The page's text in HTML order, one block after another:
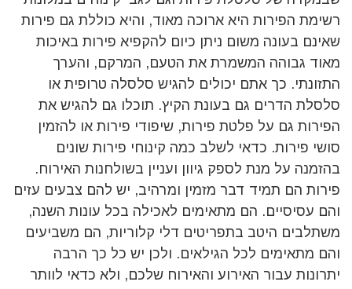
רשימת הפירות היא ארוכה מאוד, והיא כוללת גם פירות
שאינם בעונה משום ניתן כיום להקפיא פירות באיכות
מאוד גבוהה המשמרת את הטעם, המרקם, והערך
התזונתי. כך אתם יכולים להגיש סלסלה טרופית או
סלסלת הדרים גם בעונת הקיץ. תוכלו גם להגיש את
הפירות גם על פלטת פירות, שיפודי פירות או להזמין
סושי פירות. כדאי לשלב כמה קינוחי פירות שונים
בהזמנה על מנת לספק גיוון ועניין בשולחנות האירוח.
פירות הם תמיד דבר מזמין ומרהיב, יש להם צבעים עזים
והם עסיסיים. הם מתאימים לאכילה בכל עונות השנה,
משתלבים היטב בתפריטים דלי קלוריות, הם משביעים
והם מתאימים לכל הגילאים. ולכן יש כל כך הרבה
יתרונות עבור האירוע והאירוח שלכם, ולא כדאי לוותר